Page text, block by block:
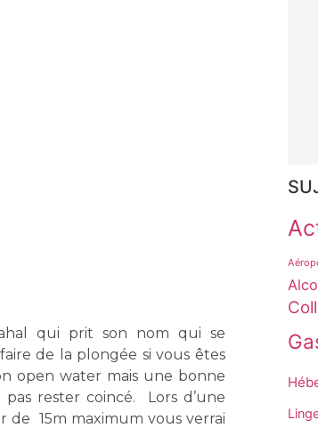
qui prit son nom qui se
de la plongée si vous êtes
open water mais une bonne
rester coincé. Lors d’une
de 15m maximum vous verrai